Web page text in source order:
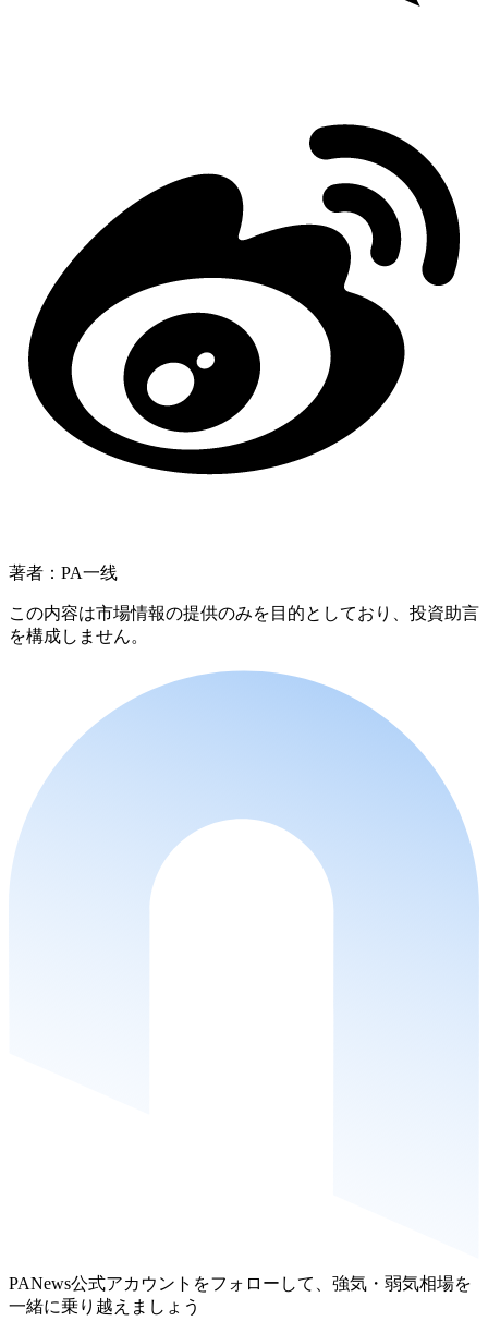
著者：PA一线
この内容は市場情報の提供のみを目的としており、投資助言
を構成しません。
PANews公式アカウントをフォローして、強気・弱気相場を
一緒に乗り越えましょう